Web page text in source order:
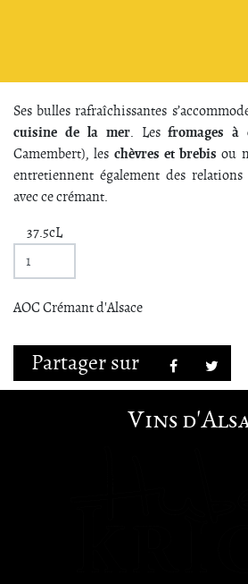
Ses bulles rafraîchissantes
cuisine de la mer. Lesfromages à
Camembert), les chèvres et brebis ou
entretiennent également des
avec ce crémant.
37.5cL
AOC Crémant d'Alsace
Partager sur Facebook
Vins